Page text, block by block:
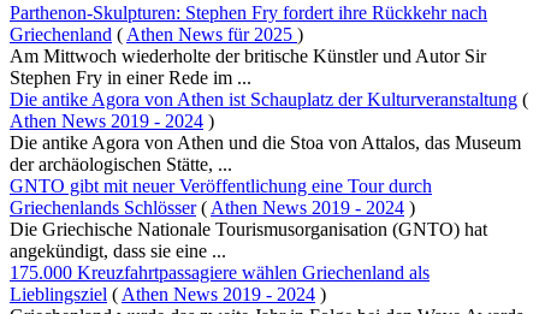
Parthenon-Skulpturen: Stephen Fry fordert ihre Rückkehr nach
Griechenland ( Athen News für 2025 )
Am Mittwoch wiederholte der britische Künstler und Autor Sir
Stephen Fry in einer Rede im ...
Die antike Agora von Athen ist Schauplatz der Kulturveranstaltung (
Athen News 2019 - 2024 )
Die antike Agora von Athen und die Stoa von Attalos, das Museum
der archäologischen Stätte, ...
GNTO gibt mit neuer Veröffentlichung eine Tour durch
Griechenlands Schlösser( Athen News 2019 - 2024 )
Die Griechische Nationale Tourismusorganisation (GNTO) hat
angekündigt, dass sie eine ...
175.000 Kreuzfahrtpassagiere wählen Griechenland als
Lieblingsziel ( Athen News 2019 - 2024 )